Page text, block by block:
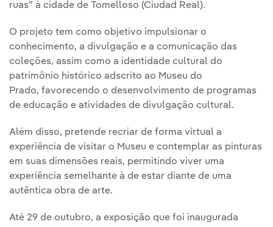
ruas” à cidade de Tomelloso (Ciudad Real).
O projeto tem como objetivo impulsionar o
conhecimento, a divulgação e a comunicação das
coleções, assim como a identidade cultural do
patrimônio histórico adscrito ao Museu do
Prado, favorecendo o desenvolvimento de programas
de educação e atividades de divulgação cultural.
Além disso, pretende recriar de forma virtual a
experiência de visitar o Museu e contemplar as pinturas
em suas dimensões reais, permitindo viver uma
experiência semelhante à de estar diante de uma
autêntica obra de arte.
Até 29 de outubro, a exposição que foi inaugurada